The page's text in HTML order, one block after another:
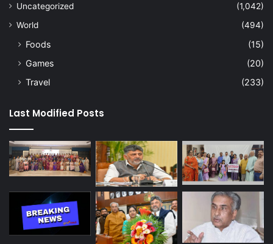
Uncategorized
(1,042)
World
(494)
Foods
(15)
Games
(20)
Travel
(233)
Last Modified Posts